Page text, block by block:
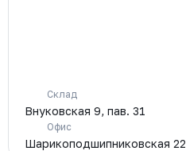
Склад
Внуковская 9, пав. 31
Офис
Шарикоподшипниковская 22